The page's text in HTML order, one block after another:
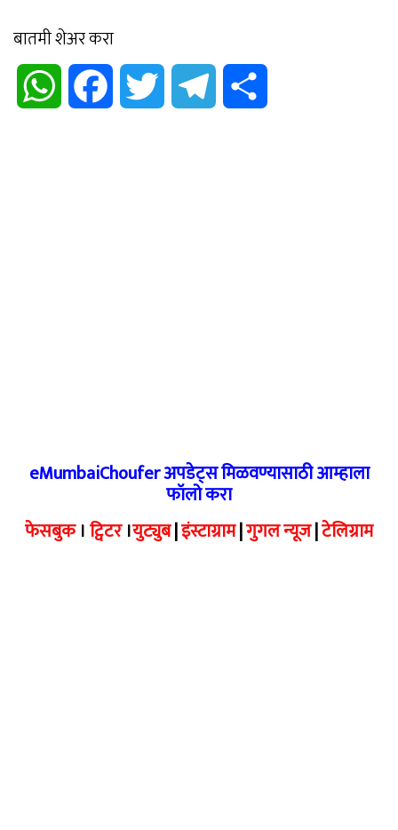
बातमी शेअर करा
WhatsApp Facebook Twitter Telegram
eMumbaiChoufer अपडेट्स मिळवण्यासाठी आम्हाला
फॉलो करा
फेसबुक।ट्विटर।युट्युब|इंस्टाग्राम|गुगल न्यूज|टेलिग्राम